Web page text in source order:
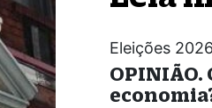
Eleições 2026
OPINIÃO.